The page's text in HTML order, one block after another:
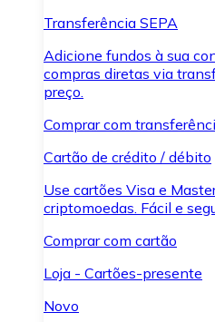
Transferência SEPA
Adicione fundos à sua
compras diretas via
preço.
Comprar com
Cartão de crédito / débito
Use cartões Visa e
criptomoedas. Fácil e
Comprar com cartão
Loja - Cartões-presente
Novo